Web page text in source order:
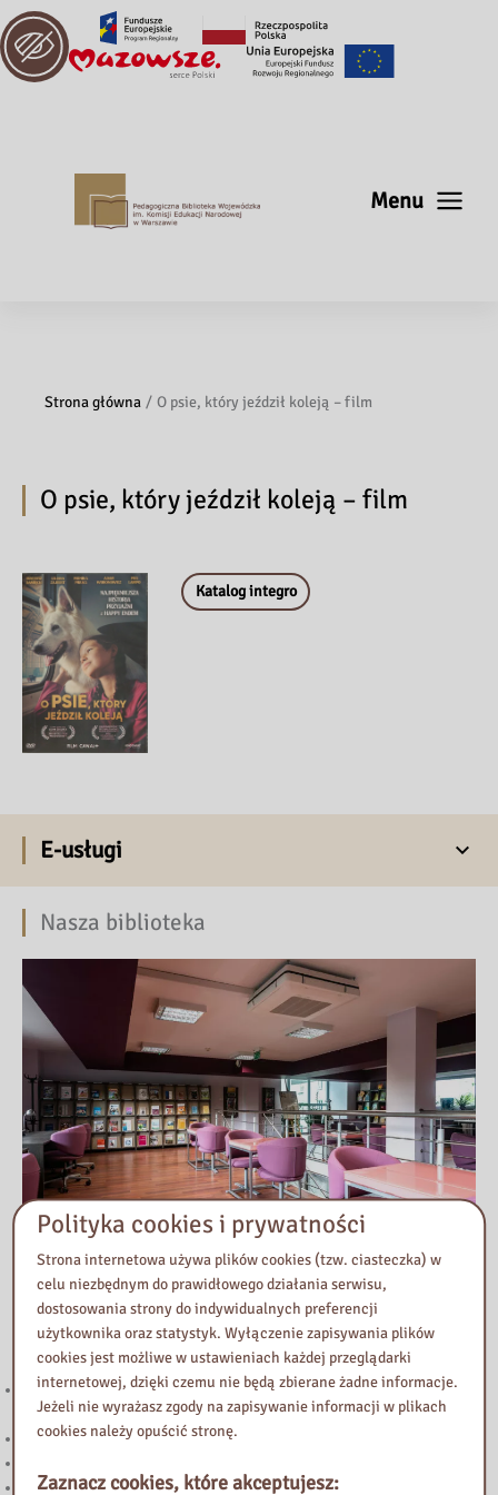
Menu
Strona główna O psie, który jeździł koleją – film
O psie, który jeździł koleją – film
Katalog integro
E-usługi
Nasza biblioteka
Przeczytaj
221. Kierunek STEAM: rozwój strefy multimedialnej w Bibliotece
Pedagogicznej w Żyrardowie
Powstanie Warszawskie 1944
„Halo! Tu Mazowsze” – podcast Samorządu Województwa
Polityka cookies i prywatności
Strona internetowa używa plików cookies (tzw. ciasteczka) w
celu niezbędnym do prawidłowego działania serwisu,
dostosowania strony do indywidualnych preferencji
użytkownika oraz statystyk. Wyłączenie zapisywania plików
cookies jest możliwe w ustawieniach każdej przeglądarki
internetowej, dzięki czemu nie będą zbierane żadne informacje.
Jeżeli nie wyrażasz zgody na zapisywanie informacji w plikach
cookies należy opuścić stronę.
Zaznacz cookies, które akceptujesz: